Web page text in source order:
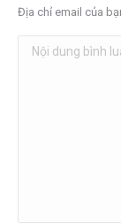
Địa chỉ email của
Nội dung bình